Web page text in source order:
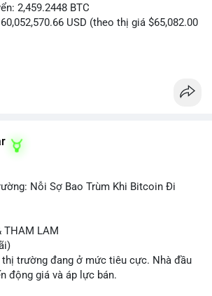
2,459.2448 BTC
USD (theo thị giá $65,082.00
tương đương hơn 160 triệu USD được
lớn này có thể phục vụ mục đích tái
ví lạnh để nắm giữ dài hạn, hoặc
tạo áp lực tâm lý ngắn hạn lên thị trường
lo ngại về khả năng bán tháo. Tuy nhiên,
tư nhỏ lẻ:
giao dịch tiếp theo từ địa chỉ ví nguồn để
Nỗi Sợ Bao Trùm Khi Bitcoin Đi
THAM LAM
thị trường đang ở mức tiêu cực. Nhà đầu
động giá và áp lực bán.